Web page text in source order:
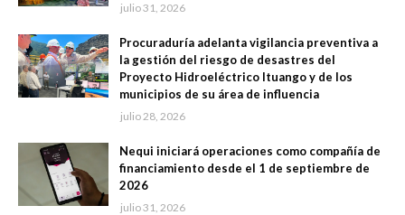
julio 31, 2026
Procuraduría adelanta vigilancia preventiva a
la gestión del riesgo de desastres del
Proyecto Hidroeléctrico Ituango y de los
municipios de su área de influencia
julio 28, 2026
Nequi iniciará operaciones como compañía de
financiamiento desde el 1 de septiembre de
2026
julio 31, 2026